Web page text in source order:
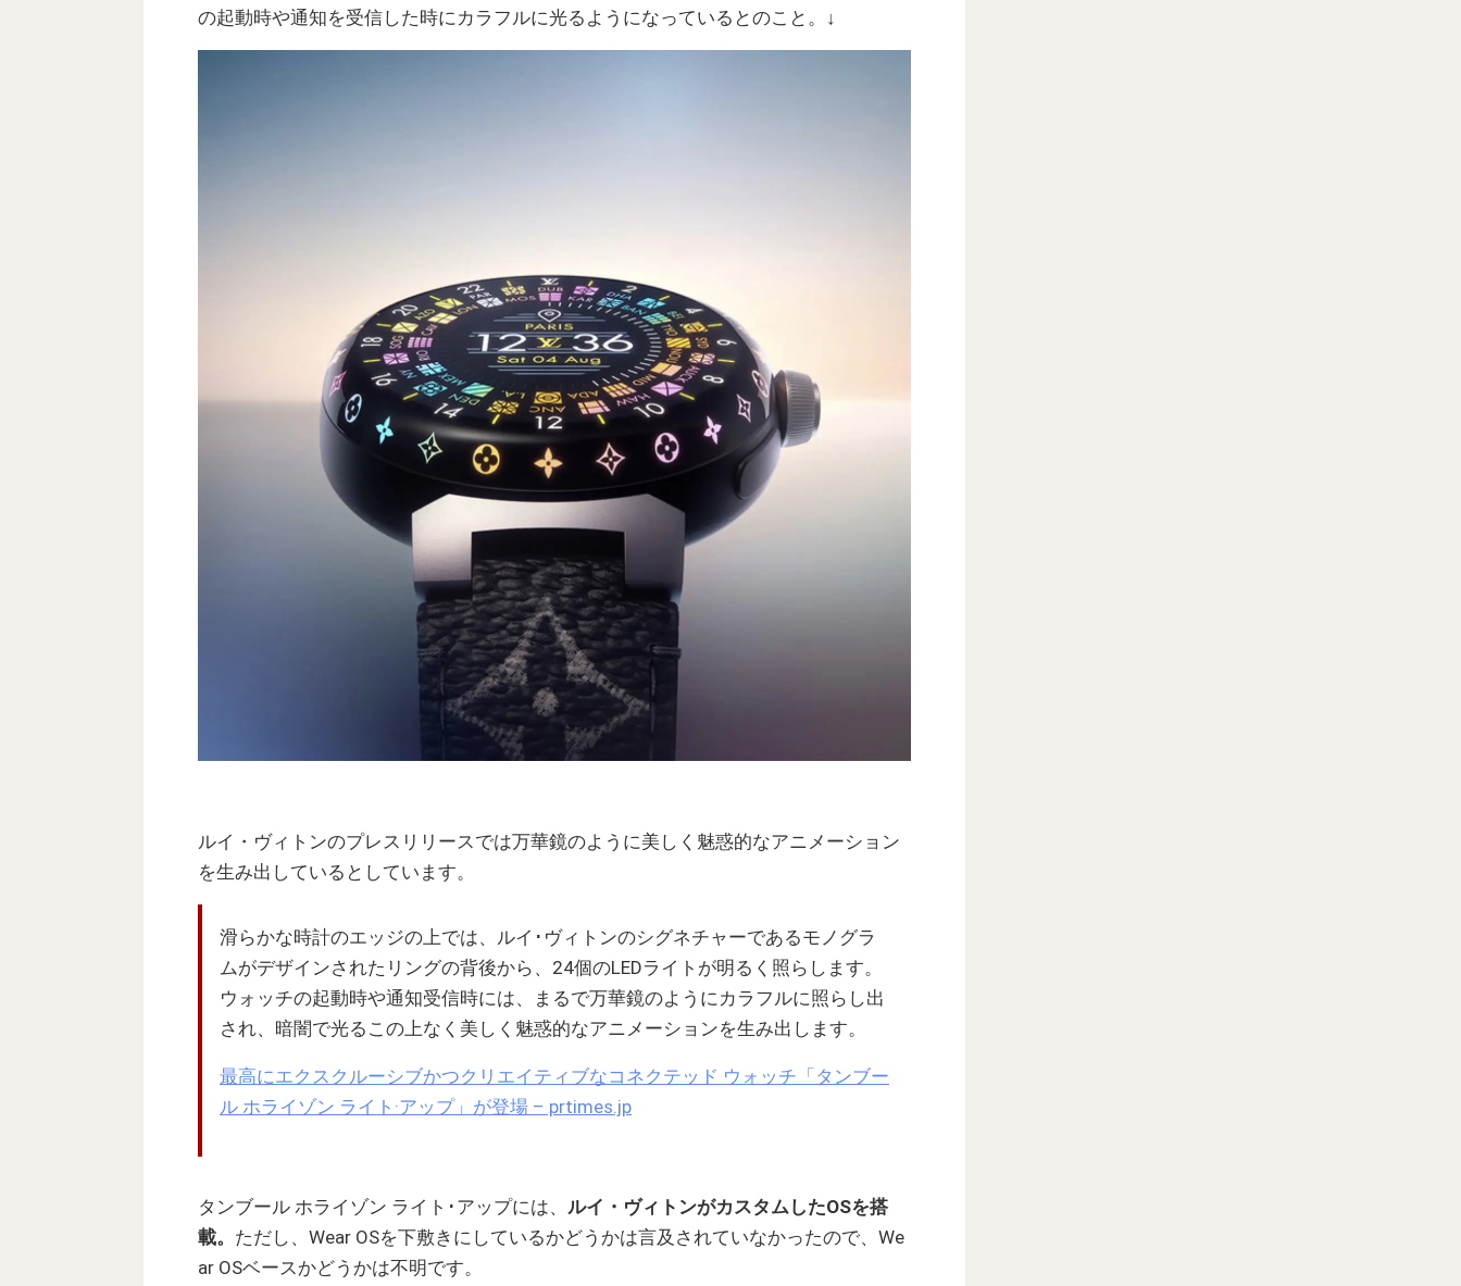
の起動時や通知を受信した時にカラフルに光るようになっているとのこと。↓
ルイ・ヴィトンのプレスリリースでは万華鏡のように美しく魅惑的なアニメーション
を生み出しているとしています。
滑らかな時計のエッジの上では、ルイ･ヴィトンのシグネチャーであるモノグラ
ムがデザインされたリングの背後から、24個のLEDライトが明るく照らします。
ウォッチの起動時や通知受信時には、まるで万華鏡のようにカラフルに照らし出
され、暗闇で光るこの上なく美しく魅惑的なアニメーションを生み出します。
最高にエクスクルーシブかつクリエイティブなコネクテッド ウォッチ「タンブー
ル ホライゾン ライト·アップ」が登場 – prtimes.jp
タンブール ホライゾン ライト･アップには、 ルイ・ヴィトンがカスタムしたOSを搭
載。 ただし、Wear OSを下敷きにしているかどうかは言及されていなかったので、We
ar OSベースかどうかは不明です。